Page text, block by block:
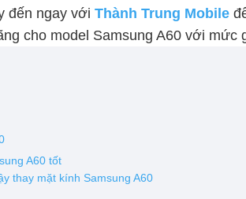
đến ngay với Thành Trung Mobile
cho model Samsung A60 với mức
A60 tốt
thay mặt kính Samsung A60